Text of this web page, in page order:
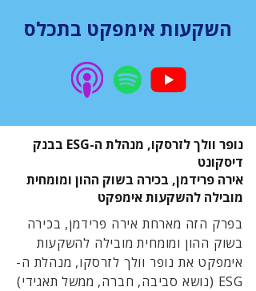
השקעות אימפקט בתכלס
נופר וולך לזרסקו, מנהלת ה-ESG בבנק
דיסקונט
אירה פרידמן, בכירה בשוק ההון ומומחית
מובילה להשקעות אימפקט
בפרק הזה מארחת אירה פרידמן, בכירה
בשוק ההון ומומחית מובילה להשקעות
אימפקט את נופר וולך לזרסקו, מנהלת ה-
ESG (נושא סביבה, חברה, ממשל תאגידי)